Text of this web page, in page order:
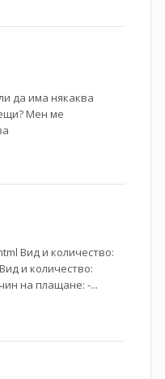
да има някаква
Мен ме
Вид и количество:
и количество:
на плащане: -...